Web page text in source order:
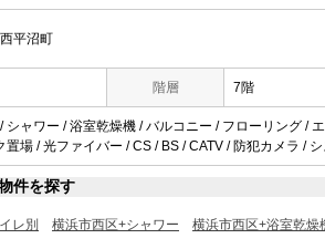
平沼町
階層 7階
シャワー / 浴室乾燥機 / バルコニー / フローリング /
置場 / 光ファイバー / CS / BS / CATV / 防犯カメラ /
件を探す
レ別 横浜市西区+シャワー 横浜市西区+浴室乾燥